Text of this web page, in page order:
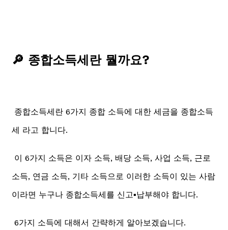
🔎 종합소득세란 뭘까요?
종합소득세란 6가지 종합 소득에 대한 세금을 종합소득
세 라고 합니다.
이 6가지 소득은 이자 소득, 배당 소득, 사업 소득, 근로
소득, 연금 소득, 기타 소득으로 이러한 소득이 있는 사람
이라면 누구나 종합소득세를 신고▪️납부해야 합니다.
6가지 소득에 대해서 간략하게 알아보겠습니다.